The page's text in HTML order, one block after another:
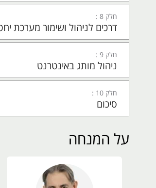
חלק 8 :
דרכים לניהול ושימור מערכת
חלק 9 :
ניהול מותג באינטרנט
חלק 10 :
סיכום
על המנחה